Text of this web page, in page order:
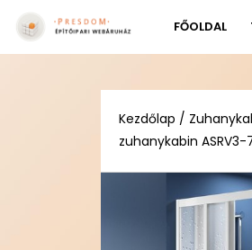
FŐOLDAL
Kezdőlap /
zuhanykabin